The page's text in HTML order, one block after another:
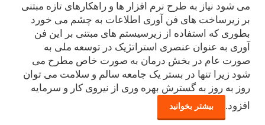
می شود نیاز به طرح نرم افزار ها و راهکارهای تازه مبتنی
بر زیرساخت های فن آوری اطلاعات به چشم می خورد
بطوری که استفاده از زیرسیستم های مبتنی بر این فن
آوری به عنوان عنصری استراتژیک در توسعه ملی به
صورت عام در بخش درمان به صورت خاص مطرح می
شود زیرا تنها در بستر یک جامعه سالم و سلامت می توان
روز به روز به گسترش بهره وری از نیروی کار و سرمایه
افزود.
بیشتر بخوانید
(HIS)
(HIS)
(HIS)
(HIS)
شبکه
مشاوره طراحی و نصب شبکه های کامپیوتری
ادامه
برنامه نویسی
برنامه نویسی سفارشی به سفارش مشتری.
وب سایت
ادامه